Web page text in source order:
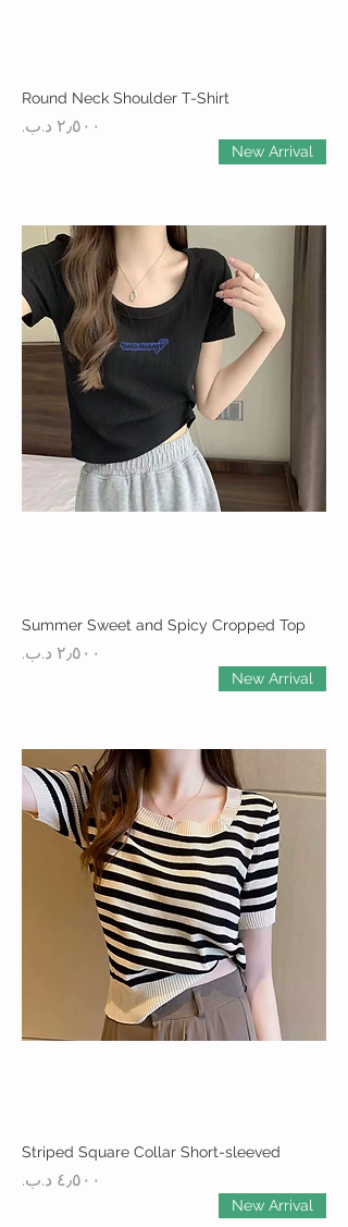
Round Neck Shoulder T-Shirt
السعر
New Arrival
Summer Sweet and Spicy Cropped Top
السعر
New Arrival
Striped Square Collar Short-sleeved
السعر
New Arrival